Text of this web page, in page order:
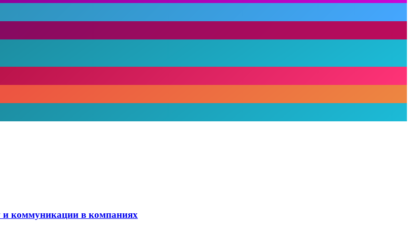
и коммуникации в компаниях